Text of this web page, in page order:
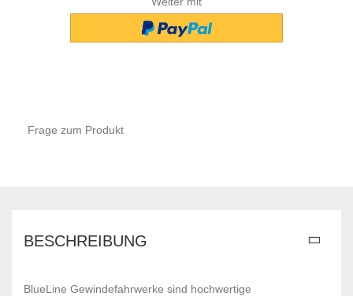
Frage zum Produkt
BESCHREIBUNG
BlueLine Gewindefahrwerke sind hochwertige